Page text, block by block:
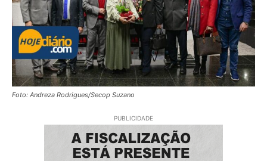
Foto: Andreza Rodrigues/Secop Suzano
PUBLICIDADE